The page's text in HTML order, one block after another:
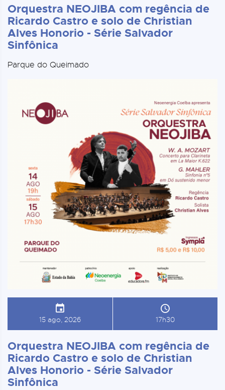
Orquestra NEOJIBA com regência de
Ricardo Castro e solo de Christian
Alves Honorio - Série Salvador
Sinfônica
Parque do Queimado
15 ago, 2026 17h30
Orquestra NEOJIBA com regência de
Ricardo Castro e solo de Christian
Alves Honorio - Série Salvador
Sinfônica